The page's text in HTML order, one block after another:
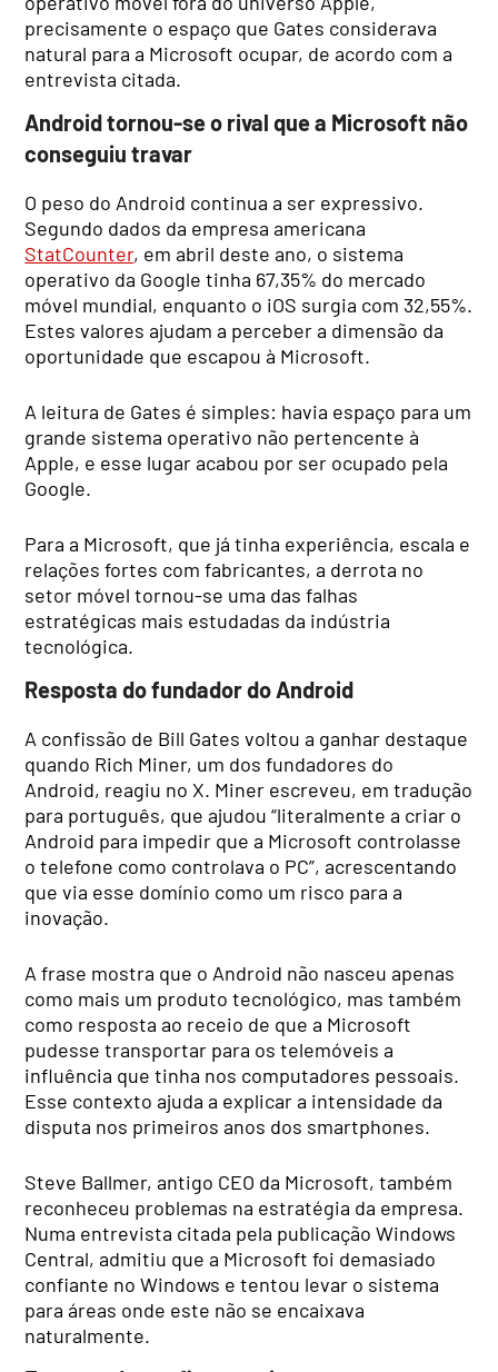
precisamente o espaço que Gates considerava
natural para a Microsoft ocupar, de acordo com a
entrevista citada.
Android tornou-se o rival que a Microsoft não
conseguiu travar
O peso do Android continua a ser expressivo.
Segundo dados da empresa americana
StatCounter, em abril deste ano, o sistema
operativo da Google tinha 67,35% do mercado
móvel mundial, enquanto o iOS surgia com 32,55%.
Estes valores ajudam a perceber a dimensão da
oportunidade que escapou à Microsoft.
A leitura de Gates é simples: havia espaço para um
grande sistema operativo não pertencente à
Apple, e esse lugar acabou por ser ocupado pela
Google.
Para a Microsoft, que já tinha experiência, escala e
relações fortes com fabricantes, a derrota no
setor móvel tornou-se uma das falhas
estratégicas mais estudadas da indústria
tecnológica.
Resposta do fundador do Android
A confissão de Bill Gates voltou a ganhar destaque
quando Rich Miner, um dos fundadores do
Android, reagiu no X. Miner escreveu, em tradução
para português, que ajudou “literalmente a criar o
Android para impedir que a Microsoft controlasse
o telefone como controlava o PC”, acrescentando
que via esse domínio como um risco para a
inovação.
A frase mostra que o Android não nasceu apenas
como mais um produto tecnológico, mas também
como resposta ao receio de que a Microsoft
pudesse transportar para os telemóveis a
influência que tinha nos computadores pessoais.
Esse contexto ajuda a explicar a intensidade da
disputa nos primeiros anos dos smartphones.
Steve Ballmer, antigo CEO da Microsoft, também
reconheceu problemas na estratégia da empresa.
Numa entrevista citada pela publicação Windows
Central, admitiu que a Microsoft foi demasiado
confiante no Windows e tentou levar o sistema
para áreas onde este não se encaixava
naturalmente.